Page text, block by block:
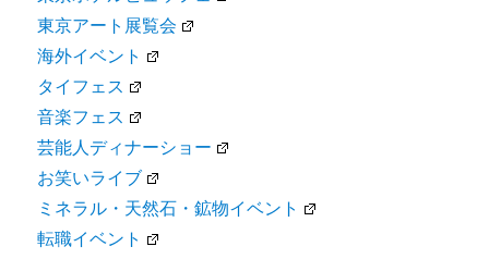
東京アート展覧会
海外イベント
タイフェス
音楽フェス
芸能人ディナーショー
お笑いライブ
ミネラル・天然石・鉱物イベント
転職イベント